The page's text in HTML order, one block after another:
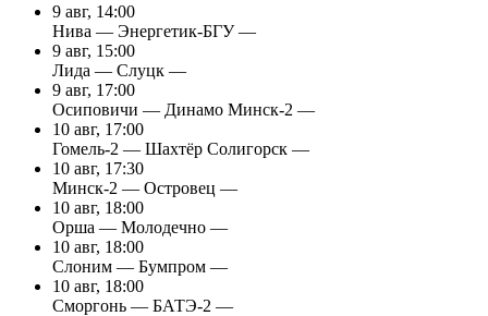
9 авг, 14:00
Нива — Энергетик-БГУ —
9 авг, 15:00
Лида — Слуцк —
9 авг, 17:00
Осиповичи — Динамо Минск-2 —
10 авг, 17:00
Гомель-2 — Шахтёр Солигорск —
10 авг, 17:30
Минск-2 — Островец —
10 авг, 18:00
Орша — Молодечно —
10 авг, 18:00
Слоним — Бумпром —
10 авг, 18:00
Сморгонь — БАТЭ-2 —